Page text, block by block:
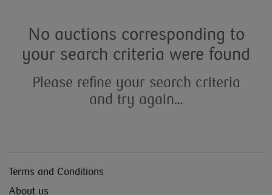
No auctions corresponding to
your search criteria were found
Please refine your search criteria
and try again…
Terms and Conditions
About us